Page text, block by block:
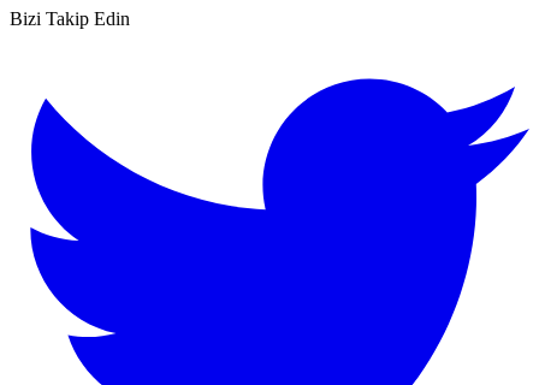
Bizi Takip Edin